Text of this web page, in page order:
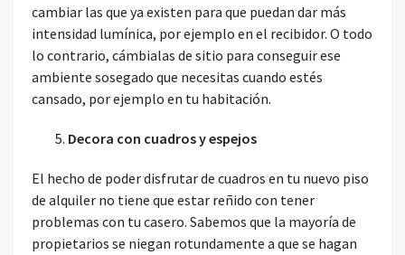
cambiar las que ya existen para que puedan dar más
intensidad lumínica, por ejemplo en el recibidor. O todo
lo contrario, cámbialas de sitio para conseguir ese
ambiente sosegado que necesitas cuando estés
cansado, por ejemplo en tu habitación.
Decora con cuadros y espejos
El hecho de poder disfrutar de cuadros en tu nuevo piso
de alquiler no tiene que estar reñido con tener
problemas con tu casero. Sabemos que la mayoría de
propietarios se niegan rotundamente a que se hagan